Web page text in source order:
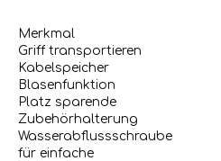
Merkmal
Griff transportieren
Kabelspeicher
Blasenfunktion
Platz sparende
Zubehörhalterung
Wasserabflussschraube
für einfache